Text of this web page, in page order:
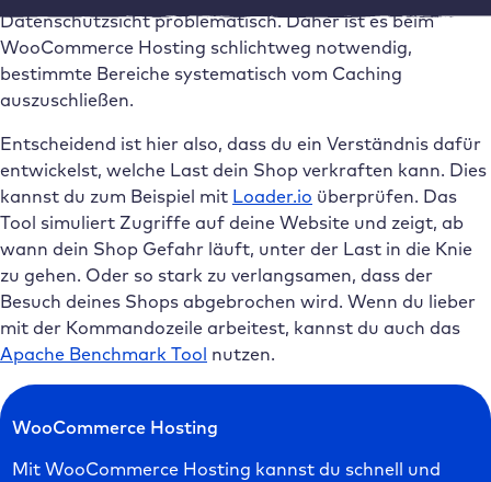
Datenschutzsicht problematisch. Daher ist es beim
WooCommerce Hosting schlichtweg notwendig,
bestimmte Bereiche systematisch vom Caching
auszuschließen.
Entscheidend ist hier also, dass du ein Verständnis dafür
entwickelst, welche Last dein Shop verkraften kann. Dies
kannst du zum Beispiel mit Loader.io überprüfen. Das
Tool simuliert Zugriffe auf deine Website und zeigt, ab
wann dein Shop Gefahr läuft, unter der Last in die Knie
zu gehen. Oder so stark zu verlangsamen, dass der
Besuch deines Shops abgebrochen wird. Wenn du lieber
mit der Kommandozeile arbeitest, kannst du auch das
Apache Benchmark Tool nutzen.
WooCommerce Hosting
Mit WooCommerce Hosting kannst du schnell und